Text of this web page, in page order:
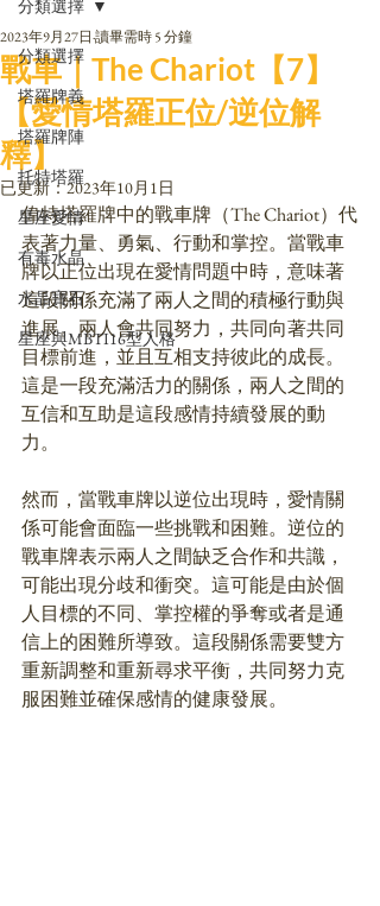
分類選擇
塔羅牌義
塔羅牌陣
托特塔羅
星座愛情
有毒水晶
水晶寶石
星座與MBTI16型人格
分類選擇
戰車｜The Chariot【7】
【愛情塔羅正位/逆位解
釋】
2023年9月27日 讀畢需時 5 分鐘
已更新：2023年10月1日
偉特塔羅牌中的戰車牌（The Chariot）代
表著力量、勇氣、行動和掌控。當戰車
牌以正位出現在愛情問題中時，意味著
這段關係充滿了兩人之間的積極行動與
進展。兩人會共同努力，共同向著共同
目標前進，並且互相支持彼此的成長。
這是一段充滿活力的關係，兩人之間的
互信和互助是這段感情持續發展的動
力。
然而，當戰車牌以逆位出現時，愛情關
係可能會面臨一些挑戰和困難。逆位的
戰車牌表示兩人之間缺乏合作和共識，
可能出現分歧和衝突。這可能是由於個
人目標的不同、掌控權的爭奪或者是通
信上的困難所導致。這段關係需要雙方
重新調整和重新尋求平衡，共同努力克
服困難並確保感情的健康發展。